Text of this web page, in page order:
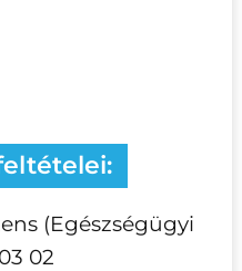
(Egészségügyi
02